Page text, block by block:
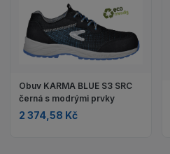
Obuv KARMA BLUE S3 SRC
černá s modrými prvky
2 374,58 Kč